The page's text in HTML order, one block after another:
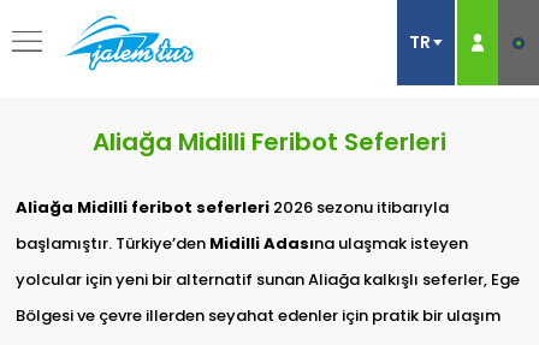
Aliağa Midilli Feribot Seferleri
Aliağa Midilli feribot seferleri 2026 sezonu itibarıyla
başlamıştır. Türkiye’den Midilli Adasına ulaşmak isteyen
yolcular için yeni bir alternatif sunan Aliağa kalkışlı seferler, Ege
Bölgesi ve çevre illerden seyahat edenler için pratik bir ulaşım